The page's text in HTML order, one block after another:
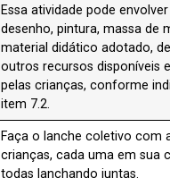
Essa atividade pode envolver
desenho, pintura, massa de
material didático adotado,
outros recursos disponíveis
pelas crianças, conforme
item 7.2.
Faça o lanche coletivo com
crianças, cada uma em sua
todas lanchando juntas.